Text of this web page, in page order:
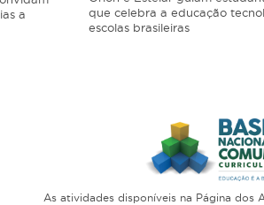
a
que celebra a educação
escolas brasileiras
As atividades disponíveis na Página dos